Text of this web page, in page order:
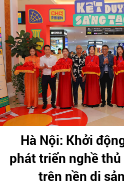
Hà Nội: Khởi
phát triển nghề
trên nền di